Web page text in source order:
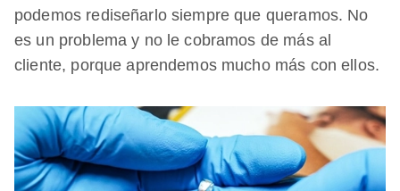
podemos rediseñarlo siempre que queramos. No
es un problema y no le cobramos de más al
cliente, porque aprendemos mucho más con ellos.